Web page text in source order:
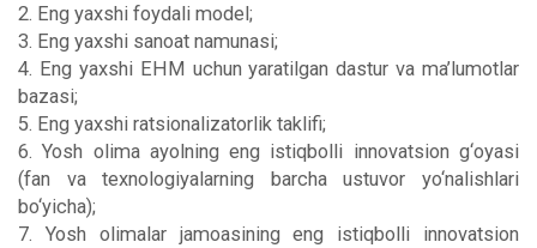
2. Eng yaxshi foydali model;
3. Eng yaxshi sanoat namunasi;
4. Eng yaxshi EHM uchun yaratilgan dastur va ma’lumotlar
bazasi;
5. Eng yaxshi ratsionalizatorlik taklifi;
6. Yosh olima ayolning eng istiqbolli innovatsion g‘oyasi
(fan va texnologiyalarning barcha ustuvor yo‘nalishlari
bo‘yicha);
7. Yosh olimalar jamoasining eng istiqbolli innovatsion